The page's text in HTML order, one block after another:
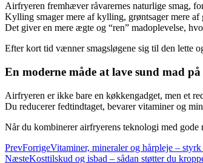
Airfryeren fremhæver råvarernes naturlige smag,
Kylling smager mere af kylling, grøntsager mere af
Det giver en mere ægte og “ren” madoplevelse,
Efter kort tid vænner smagsløgene sig til den lette
En moderne måde at lave sund mad på
Airfryeren er ikke bare en køkkengadget, men et
Du reducerer fedtindtaget, bevarer vitaminer og
Når du kombinerer airfryerens teknologi med
PrevForrigeVitaminer, mineraler og hårpleje –
NæsteKosttilskud og isbad – sådan støtter du